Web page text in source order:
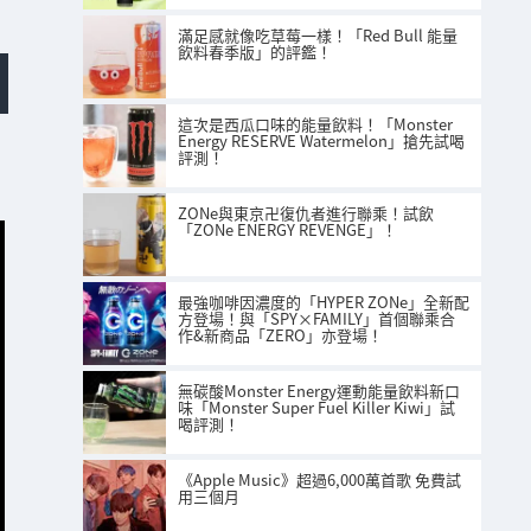
滿足感就像吃草莓一樣！「Red Bull 能量
飲料春季版」的評鑑！
這次是西瓜口味的能量飲料！「Monster
Energy RESERVE Watermelon」搶先試喝
評測！
ZONe與東京卍復仇者進行聯乘！試飲
「ZONe ENERGY REVENGE」！
最強咖啡因濃度的「HYPER ZONe」全新配
方登場！與「SPY×FAMILY」首個聯乘合
作&新商品「ZERO」亦登場！
無碳酸Monster Energy運動能量飲料新口
味「Monster Super Fuel Killer Kiwi」試
喝評測！
《Apple Music》超過6,000萬首歌 免費試
用三個月